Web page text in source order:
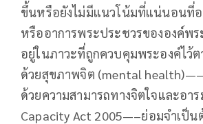
ขึ้นหรือยังไม่มีแนวโน้มที่แน่นอนที่
หรืออาการพระประชวรขององค์พ
อยู่ในภาวะที่ถูกควบคุมพระองค์ไว้
ด้วยสุขภาพจิต (mental health)—–
ด้วยความสามารถทางจิตใจและอ
Capacity Act 2005—–ย่อมจำเป็น